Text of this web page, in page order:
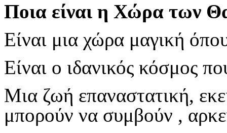
Ποια είναι η Χώρα των
Είναι μια χώρα μαγική
Είναι ο ιδανικός κόσμος
Μια ζωή επαναστατική,
μπορούν να συμβούν ,